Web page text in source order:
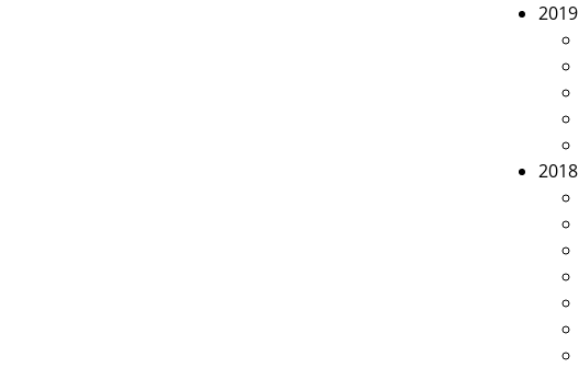
2019
2018